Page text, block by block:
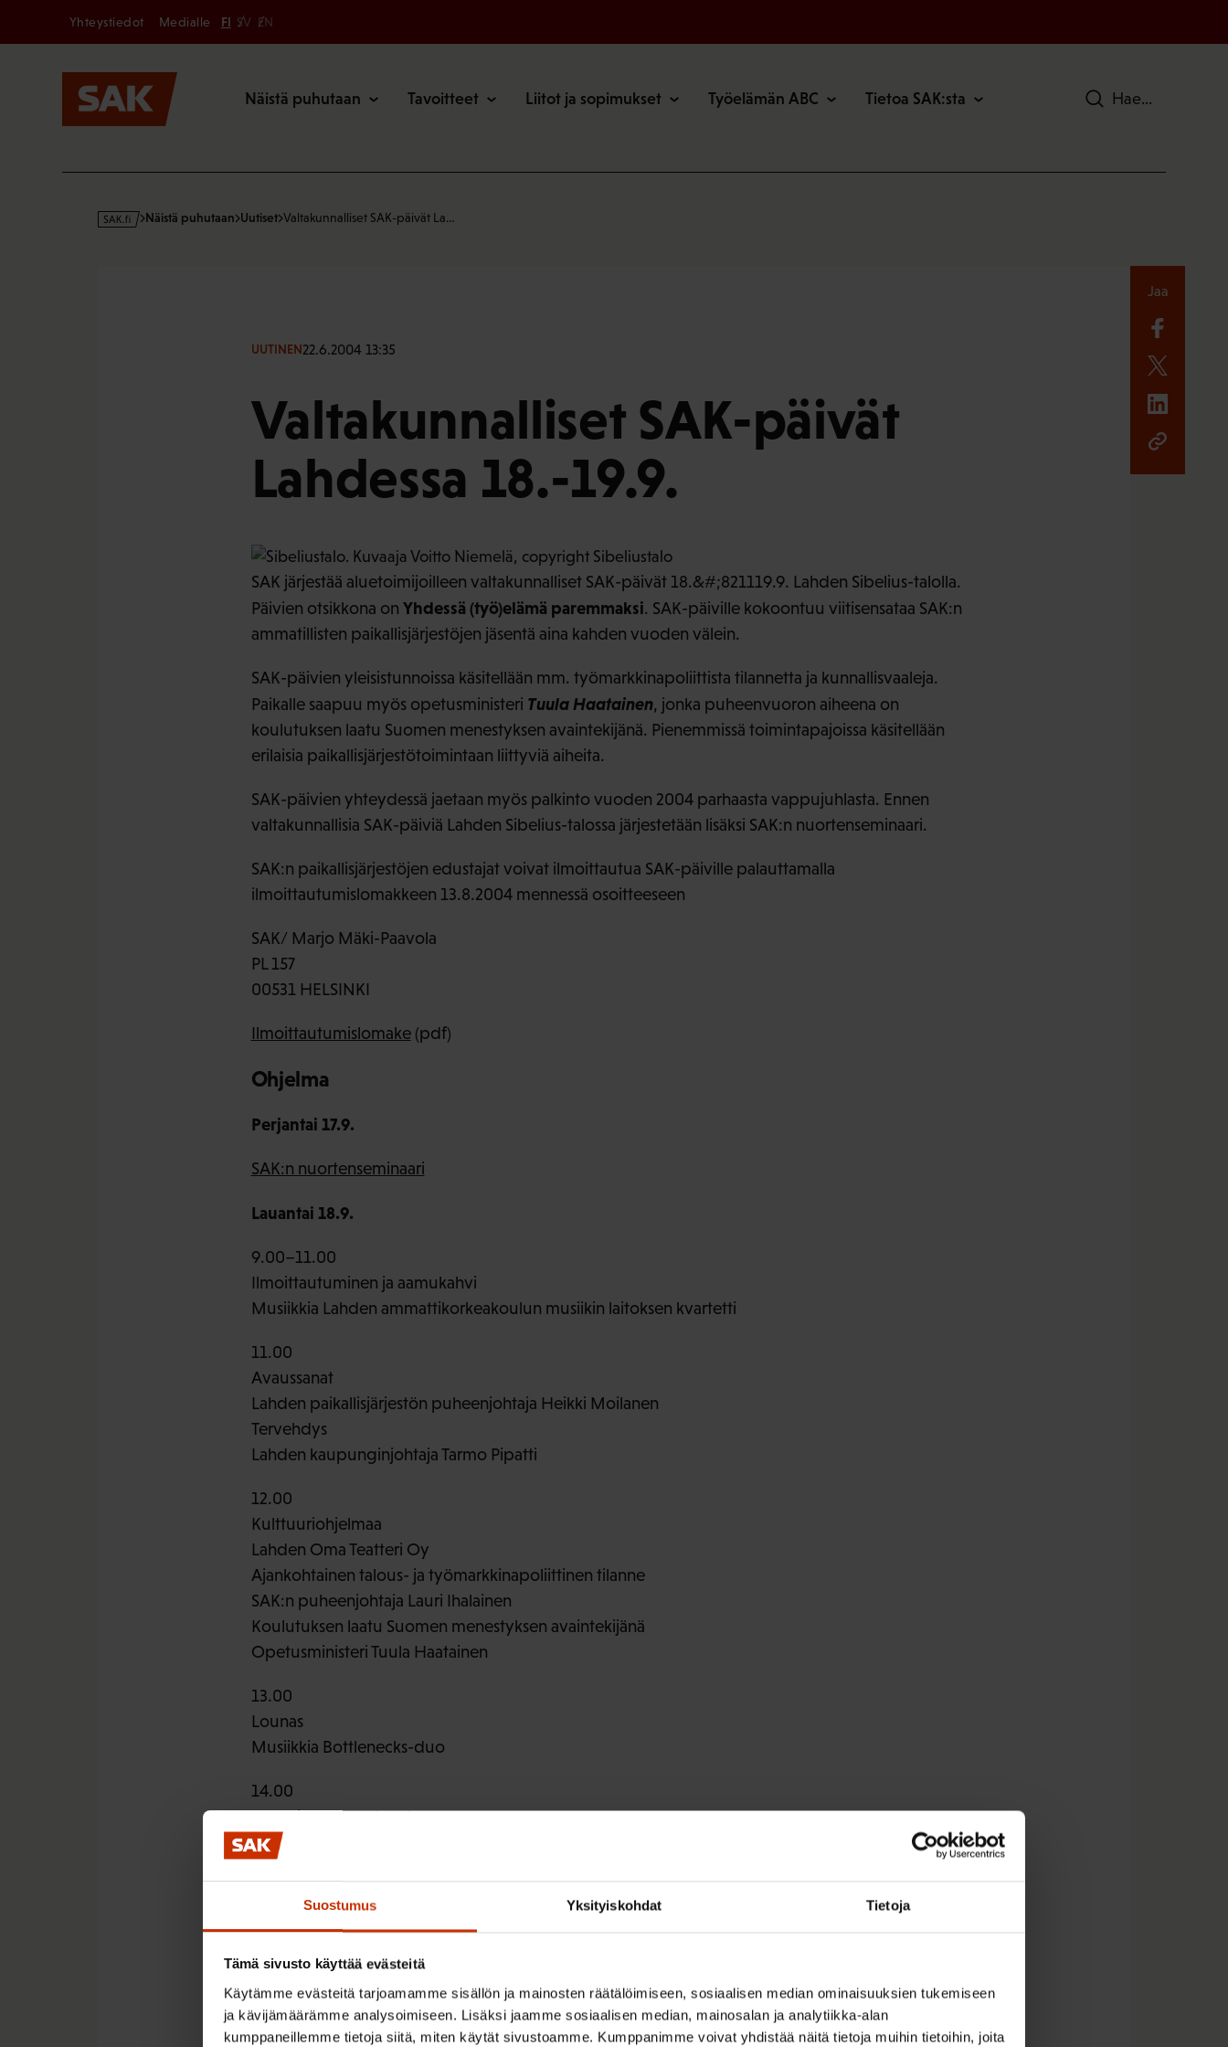
Suostumus Yksityiskohdat Tietoja
Tämä sivusto käyttää evästeitä
Käytämme evästeitä tarjoamamme sisällön ja mainosten räätälöimiseen, sosiaalisen median ominaisuuksien tukemiseen
ja kävijämäärämme analysoimiseen. Lisäksi jaamme sosiaalisen median, mainosalan ja analytiikka-alan
kumppaneillemme tietoja siitä, miten käytät sivustoamme. Kumppanimme voivat yhdistää näitä tietoja muihin tietoihin, joita
Secondary
Yhteystiedot Medialle FI SV EN
Näistä puhutaan Tavoitteet Liitot ja sopimukset Työelämän ABC Tietoa SAK:sta Hae
s
Näistä puhutaan Uutiset Valtakunnalliset SAK-päivät La…
UUTINEN22.6.2004 13:35
Valtakunnalliset SAK-päivät
Lahdessa 18.-19.9.
SAK järjestää aluetoimijoilleen valtakunnalliset SAK-päivät 18.&#;821119.9. Lahden Sibelius-talolla.
Päivien otsikkona on Yhdessä (työ)elämä paremmaksi. SAK-päiville kokoontuu viitisensataa SAK:n
ammatillisten paikallisjärjestöjen jäsentä aina kahden vuoden välein.
SAK-päivien yleisistunnoissa käsitellään mm. työmarkkinapoliittista tilannetta ja kunnallisvaaleja.
Paikalle saapuu myös opetusministeri Tuula Haatainen, jonka puheenvuoron aiheena on
koulutuksen laatu Suomen menestyksen avaintekijänä. Pienemmissä toimintapajoissa käsitellään
erilaisia paikallisjärjestötoimintaan liittyviä aiheita.
SAK-päivien yhteydessä jaetaan myös palkinto vuoden 2004 parhaasta vappujuhlasta. Ennen
valtakunnallisia SAK-päiviä Lahden Sibelius-talossa järjestetään lisäksi SAK:n nuortenseminaari.
SAK:n paikallisjärjestöjen edustajat voivat ilmoittautua SAK-päiville palauttamalla
ilmoittautumislomakkeen 13.8.2004 mennessä osoitteeseen
SAK/ Marjo Mäki-Paavola
PL 157
00531 HELSINKI
Ilmoittautumislomake(pdf)
Ohjelma
Perjantai 17.9.
SAK:n nuortenseminaari
Lauantai 18.9.
9.00–11.00
Ilmoittautuminen ja aamukahvi
Musiikkia Lahden ammattikorkeakoulun musiikin laitoksen kvartetti
11.00
Avaussanat
Lahden paikallisjärjestön puheenjohtaja Heikki Moilanen
Tervehdys
Lahden kaupunginjohtaja Tarmo Pipatti
12.00
Kulttuuriohjelmaa
Lahden Oma Teatteri Oy
Ajankohtainen talous- ja työmarkkinapoliittinen tilanne
SAK:n puheenjohtaja Lauri Ihalainen
Koulutuksen laatu Suomen menestyksen avaintekijänä
Opetusministeri Tuula Haatainen
13.00
Lounas
Musiikkia Bottlenecks-duo
14.00
Työpajat kokoontuvat
Alueprojekti
15.10–15.30
Kahvi
15.30
Työpajat jatkuvat
Jaa